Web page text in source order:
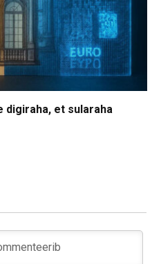
digiraha, et sularaha